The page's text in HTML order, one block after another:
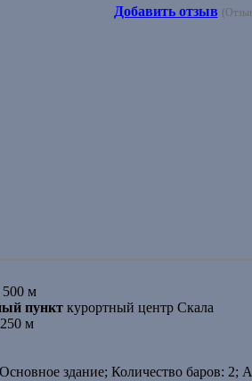
Добавить отзыв
500 м
пункт курортный центр Скала
250 м
здание; Количество баров: 2;